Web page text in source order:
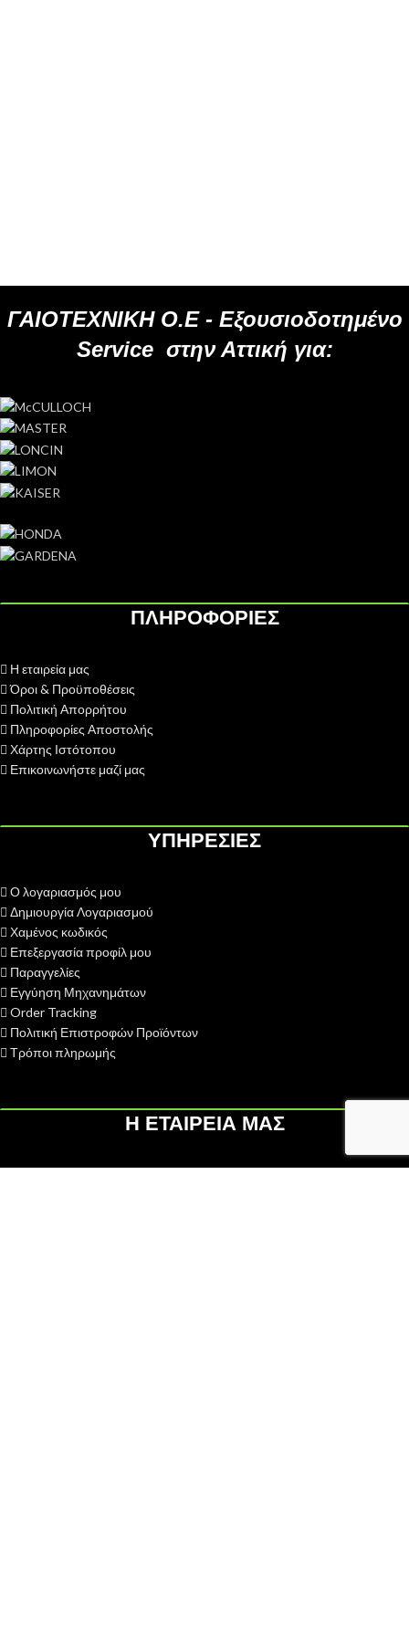
ΓΑΙΟΤΕΧΝΙΚΗ Ο.Ε - Εξουσιοδοτημένο
Serviceστην Αττική για:
ΠΛΗΡΟΦΟΡΙΕΣ
Η εταιρεία μας
Όροι & Προϋποθέσεις
Πολιτική Απορρήτου
Πληροφορίες Αποστολής
Χάρτης Ιστότοπου
Επικοινωνήστε μαζί μας
ΥΠΗΡΕΣΙΕΣ
Ο λογαριασμός μου
Δημιουργία Λογαριασμού
Χαμένος κωδικός
Επεξεργασία προφίλ μου
Παραγγελίες
Εγγύηση Μηχανημάτων
Order Tracking
Πολιτική Επιστροφών Προϊόντων
Τρόποι πληρωμής
Η ΕΤΑΙΡΕΙΑ ΜΑΣ